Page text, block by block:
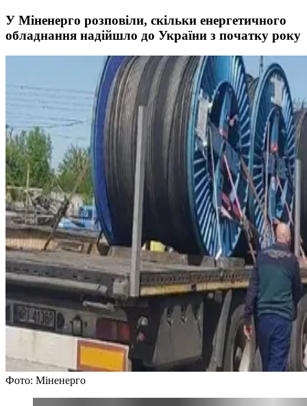
У Міненерго розповіли, скільки енергетичного
обладнання надійшло до України з початку року
Фото: Міненерго